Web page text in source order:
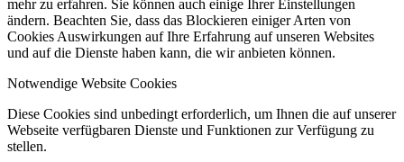
mehr zu erfahren. Sie können auch einige Ihrer Einstellungen
ändern. Beachten Sie, dass das Blockieren einiger Arten von
Cookies Auswirkungen auf Ihre Erfahrung auf unseren Websites
und auf die Dienste haben kann, die wir anbieten können.
Notwendige Website Cookies
Diese Cookies sind unbedingt erforderlich, um Ihnen die auf unserer
Webseite verfügbaren Dienste und Funktionen zur Verfügung zu
stellen.